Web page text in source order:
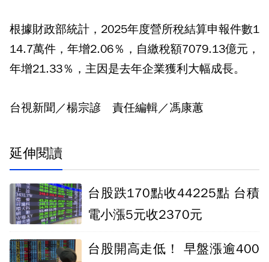
根據財政部統計，2025年度營所稅結算申報件數1
14.7萬件，年增2.06％，自繳稅額7079.13億元，
年增21.33％，主因是去年企業獲利大幅成長。
台視新聞／楊宗諺 責任編輯／馮康蕙
延伸閱讀
台股跌170點收44225點 台積
電小漲5元收2370元
台股開高走低！ 早盤漲逾400